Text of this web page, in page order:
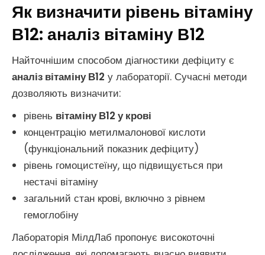
Як визначити рівень вітаміну
В12: аналіз вітаміну В12
Найточнішим способом діагностики дефіциту є
аналіз вітаміну В12 у лабораторії. Сучасні методи
дозволяють визначити:
рівень вітаміну В12 у крові
концентрацію метилмалонової кислоти
(функціональний показник дефіциту)
рівень гомоцистеїну, що підвищується при
нестачі вітаміну
загальний стан крові, включно з рівнем
гемоглобіну
Лабораторія МілдЛаб пропонує високоточні